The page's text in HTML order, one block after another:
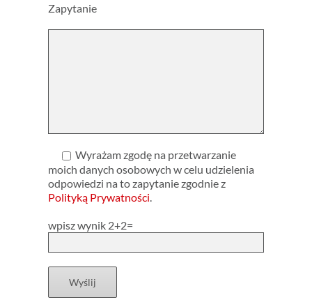
Zapytanie
Wyrażam zgodę na przetwarzanie
moich danych osobowych w celu udzielenia
odpowiedzi na to zapytanie zgodnie z
Polityką Prywatności.
wpisz wynik 2+2=